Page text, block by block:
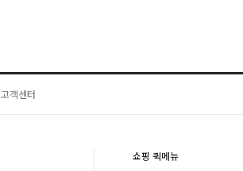
고객센터
쇼핑 퀵메뉴